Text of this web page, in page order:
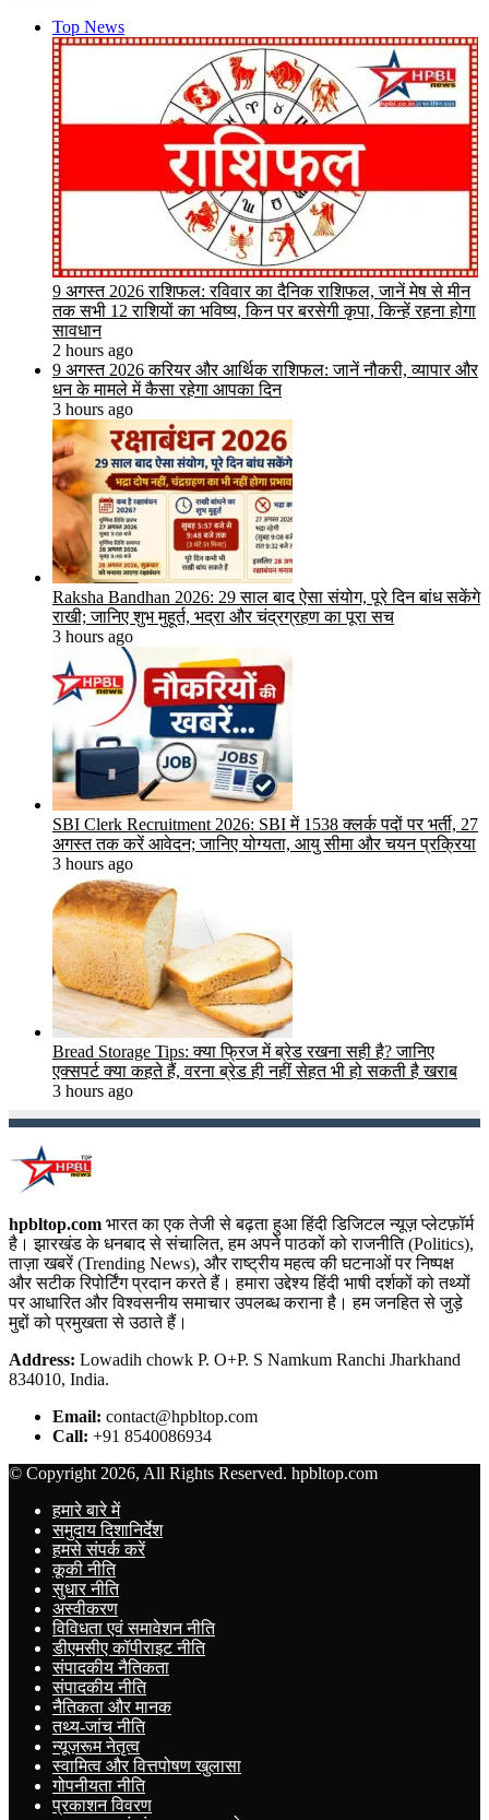
Top News
9 अगस्त 2026 राशिफल: रविवार का दैनिक राशिफल, जानें मेष से मीन
तक सभी 12 राशियों का भविष्य, किन पर बरसेगी कृपा, किन्हें रहना होगा
सावधान
2 hours ago
9 अगस्त 2026 करियर और आर्थिक राशिफल: जानें नौकरी, व्यापार और
धन के मामले में कैसा रहेगा आपका दिन
3 hours ago
Raksha Bandhan 2026: 29 साल बाद ऐसा संयोग, पूरे दिन बांध सकेंगे
राखी; जानिए शुभ मुहूर्त, भद्रा और चंद्रग्रहण का पूरा सच
3 hours ago
SBI Clerk Recruitment 2026: SBI में 1538 क्लर्क पदों पर भर्ती, 27
अगस्त तक करें आवेदन; जानिए योग्यता, आयु सीमा और चयन प्रक्रिया
3 hours ago
Bread Storage Tips: क्या फ्रिज में ब्रेड रखना सही है? जानिए
एक्सपर्ट क्या कहते हैं, वरना ब्रेड ही नहीं सेहत भी हो सकती है खराब
3 hours ago
hpbltop.com भारत का एक तेजी से बढ़ता हुआ हिंदी डिजिटल न्यूज़ प्लेटफ़ॉर्म
है। झारखंड के धनबाद से संचालित, हम अपने पाठकों को राजनीति (Politics),
ताज़ा खबरें (Trending News), और राष्ट्रीय महत्व की घटनाओं पर निष्पक्ष
और सटीक रिपोर्टिंग प्रदान करते हैं। हमारा उद्देश्य हिंदी भाषी दर्शकों को तथ्यों
पर आधारित और विश्वसनीय समाचार उपलब्ध कराना है। हम जनहित से जुड़े
मुद्दों को प्रमुखता से उठाते हैं।
Address: Lowadih chowk P. O+P. S Namkum Ranchi Jharkhand
834010, India.
Email: contact@hpbltop.com
Call: +91 8540086934
© Copyright 2026, All Rights Reserved. hpbltop.com
हमारे बारे में
समुदाय दिशानिर्देश
हमसे संपर्क करें
कूकी नीति
सुधार नीति
अस्वीकरण
विविधता एवं समावेशन नीति
डीएमसीए कॉपीराइट नीति
संपादकीय नैतिकता
संपादकीय नीति
नैतिकता और मानक
तथ्य-जांच नीति
न्यूज़रूम नेतृत्व
स्वामित्व और वित्तपोषण खुलासा
गोपनीयता नीति
प्रकाशन विवरण